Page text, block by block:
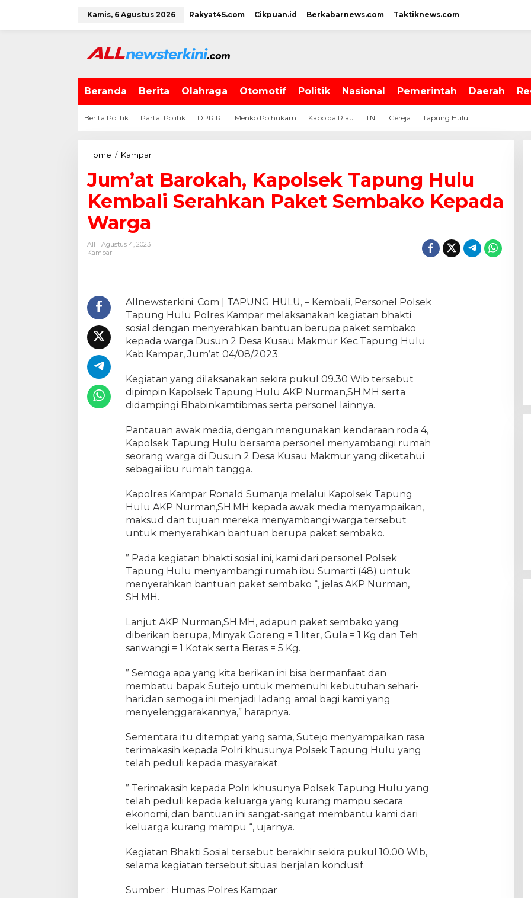
w
Kamis, 6 Agustus 2026 Rakyat45.com Cikpuan.id Berkabarnews.com Taktiknews.com
Beranda Berita Olahraga Otomotif Politik Nasional Pemerintah Daerah
Berita Politik Partai Politik DPR RI Menko Polhukam Kapolda Riau TNI Gereja Tapung Hulu
Home / Kampar
m
a
K
a
p
o
s
e
k
a
p
g
u
l
u
K
m
b
a
S
e
r
a
k
a
n
P
k
e
t
S
b
a
k
K
e
a
Jum’at Barokah, Kapolsek Tapung Hulu
Kembali Serahkan Paket Sembako Kepada
Warga
All
Agustus 4, 2023
Kampar
Allnewsterkini. Com | TAPUNG HULU, – Kembali, Personel Polsek
Tapung Hulu Polres Kampar melaksanakan kegiatan bhakti
sosial dengan menyerahkan bantuan berupa paket sembako
kepada warga Dusun 2 Desa Kusau Makmur Kec.Tapung Hulu
Kab.Kampar, Jum’at 04/08/2023.
Kegiatan yang dilaksanakan sekira pukul 09.30 Wib tersebut
dipimpin Kapolsek Tapung Hulu AKP Nurman,SH.MH serta
didampingi Bhabinkamtibmas serta personel lainnya.
Pantauan awak media, dengan mengunakan kendaraan roda 4,
Kapolsek Tapung Hulu bersama personel menyambangi rumah
seorang warga di Dusun 2 Desa Kusau Makmur yang diketahui
sebagai ibu rumah tangga.
Kapolres Kampar Ronald Sumanja melalui Kapolsek Tapung
Hulu AKP Nurman,SH.MH kepada awak media menyampaikan,
maksud dan tujuan mereka menyambangi warga tersebut
untuk menyerahkan bantuan berupa paket sembako.
” Pada kegiatan bhakti sosial ini, kami dari personel Polsek
Tapung Hulu menyambangi rumah ibu Sumarti (48) untuk
menyerahkan bantuan paket sembako “, jelas AKP Nurman,
SH.MH.
Lanjut AKP Nurman,SH.MH, adapun paket sembako yang
diberikan berupa, Minyak Goreng = 1 liter, Gula = 1 Kg dan Teh
sariwangi = 1 Kotak serta Beras = 5 Kg.
” Semoga apa yang kita berikan ini bisa bermanfaat dan
membatu bapak Sutejo untuk memenuhi kebutuhan sehari-
hari.dan semoga ini menjadi ladang amal bagi kami yang
menyelenggarakannya,” harapnya.
Sementara itu ditempat yang sama, Sutejo menyampaikan rasa
terimakasih kepada Polri khusunya Polsek Tapung Hulu yang
telah peduli kepada masyarakat.
” Terimakasih kepada Polri khusunya Polsek Tapung Hulu yang
telah peduli kepada keluarga yang kurang mampu secara
ekonomi, dan bantuan ini sangat-sangat membantu kami dari
keluarga kurang mampu “, ujarnya.
Kegiatan Bhakti Sosial tersebut berakhir sekira pukul 10.00 Wib,
selama kegiatan tersebut situasi berjalan kondusif.
Sumber : Humas Polres Kampar